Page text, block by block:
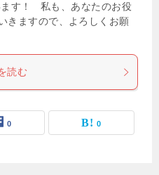
す！ 私も、あなたのお役
きますので、よろしくお願
読む
0 0